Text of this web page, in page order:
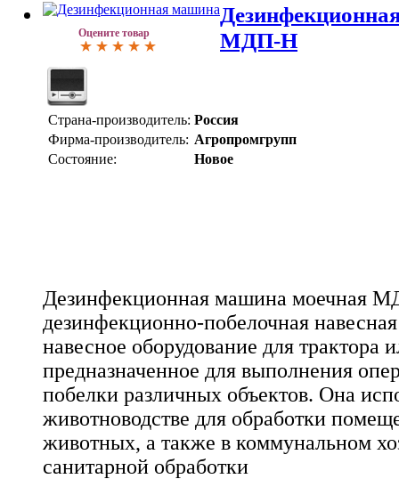
Оцените товар
МДП-Н
Страна-производитель: Россия
Фирма-производитель: Агропромгрупп
Состояние:
Новое
Дезинфекционная машина моечная
дезинфекционно-побелочная
навесное оборудование для трактора
предназначенное для выполнения
побелки различных объектов. Она
животноводстве для обработки
животных, а также в коммунальном
санитарной обработки